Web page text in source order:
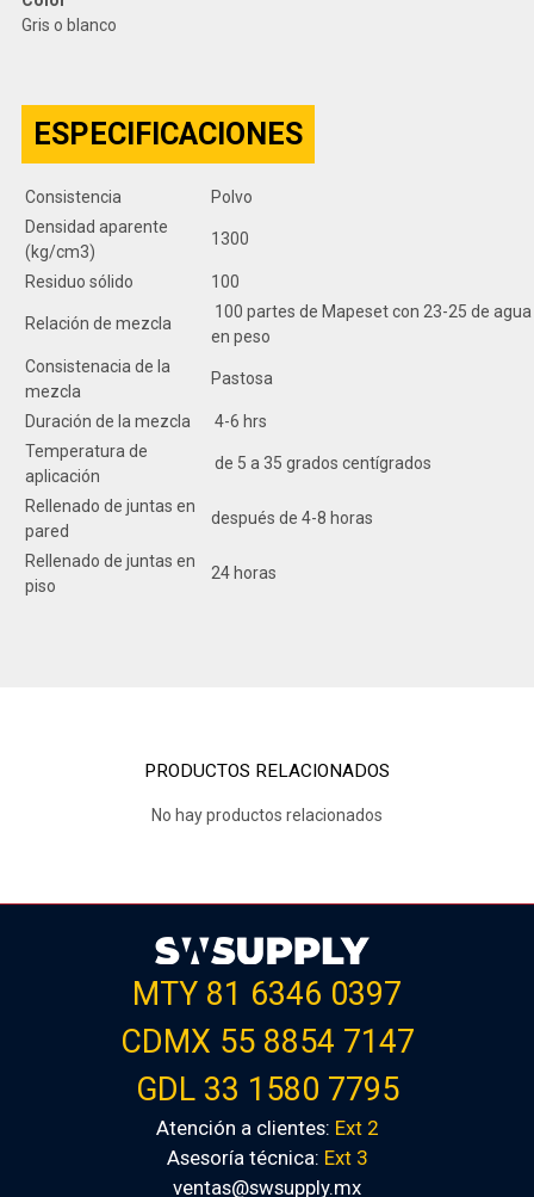
Gris o blanco
ESPECIFICACIONES
Consistencia
Polvo
Densidad aparente
(kg/cm3)
1300
Residuo sólido 100
Relación de mezcla
100 partes de Mapeset con 23-25 de agua
en peso
Consistenacia de la
mezcla
Pastosa
Duración de la mezcla
4-6 hrs
Temperatura de
aplicación
de 5 a 35 grados centígrados
Rellenado de juntas en
pared
después de 4-8 horas
Rellenado de juntas en
piso
24 horas
PRODUCTOS RELACIONADOS
No hay productos relacionados
MTY 81 6346 0397
CDMX 55 8854 7147
GDL 33 1580 7795
Atención a clientes: Ext 2
Asesoría técnica: Ext 3
ventas@swsupply.mx